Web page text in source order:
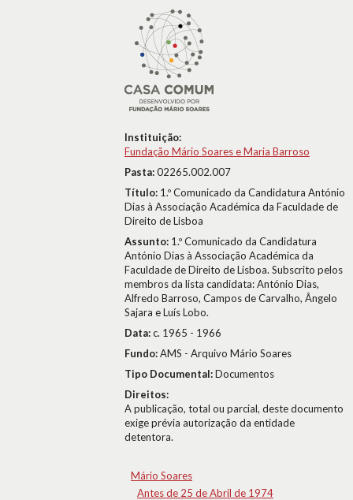
Instituição:
Fundação Mário Soares e Maria Barroso
Pasta:02265.002.007
Título: 1.º Comunicado da Candidatura António
Dias à Associação Académica da Faculdade de
Direito de Lisboa
Assunto: 1.º Comunicado da Candidatura
António Dias à Associação Académica da
Faculdade de Direito de Lisboa. Subscrito pelos
membros da lista candidata: António Dias,
Alfredo Barroso, Campos de Carvalho, Ângelo
Sajara e Luís Lobo.
Data:c. 1965 - 1966
Fundo:AMS - Arquivo Mário Soares
Tipo Documental:Documentos
Direitos:
A publicação, total ou parcial, deste documento
exige prévia autorização da entidade
detentora.
Mário Soares
Antes de 25 de Abril de 1974